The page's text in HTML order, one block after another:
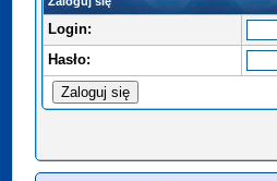
Login:
Hasło: